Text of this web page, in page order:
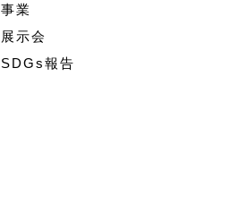
事業
展示会
SDGs報告